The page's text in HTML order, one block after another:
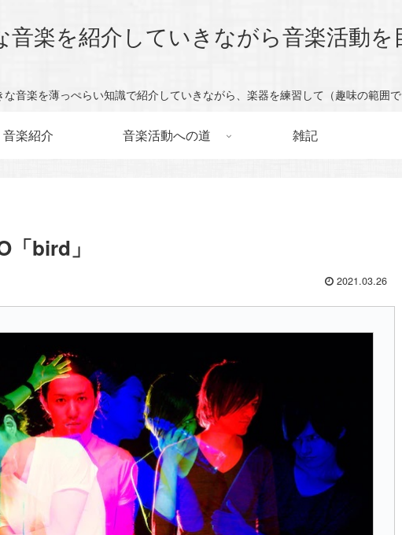
音楽を紹介していきながら音楽活動
音楽を薄っぺらい知識で紹介していきながら、楽器を練習して（趣味の範囲
音楽紹介 音楽活動への道 雑記
「bird」
2021.03.26